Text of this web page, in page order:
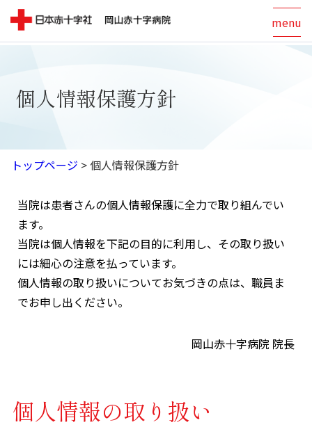
menu
個人情報保護方針
トップページ > 個人情報保護方針
当院は患者さんの個人情報保護に全力で取り組んでい
ます。
当院は個人情報を下記の目的に利用し、その取り扱い
には細心の注意を払っています。
個人情報の取り扱いについてお気づきの点は、職員ま
でお申し出ください。
岡山赤十字病院 院長
個人情報の取り扱い